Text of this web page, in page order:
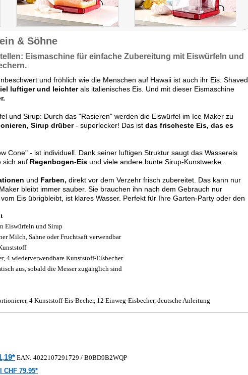
& Söhne
Eismaschine für einfache Zubereitung mit Eiswürfeln und
und fröhlich wie die Menschen auf Hawaii ist auch ihr Eis. Shaved
luftiger und leichterals italienisches Eis. Und mit dieser Eismaschine
und Sirup: Durch das "Rasieren" werden die Eiswürfel im Ice Maker zu
Sirup drüber- superlecker! Das ist das frischeste Eis, das es
Cone" - ist individuell. Dank seiner luftigen Struktur saugt das Wassereis
sich auf Regenbogen-Eis und viele andere bunte Sirup-Kunstwerke.
und Farben, direkt vor dem Verzehr frisch zubereitet. Das kann nur
bleibt immer sauber. Sie brauchen ihn nach dem Gebrauch nur
Eis übrigbleibt, ist klares Wasser. Perfekt für Ihre Garten-Party oder den
Eiswürfeln und Sirup
Milch, Sahne oder Fruchtsaft verwendbar
4 wiederverwendbare Kunststoff-Eisbecher
aus, sobald die Messer zugänglich sind
4 Kunststoff-Eis-Becher, 12 Einweg-Eisbecher, deutsche Anleitung
EAN: 4022107291729 / B0BD9B2WQP
CHF 79.95*